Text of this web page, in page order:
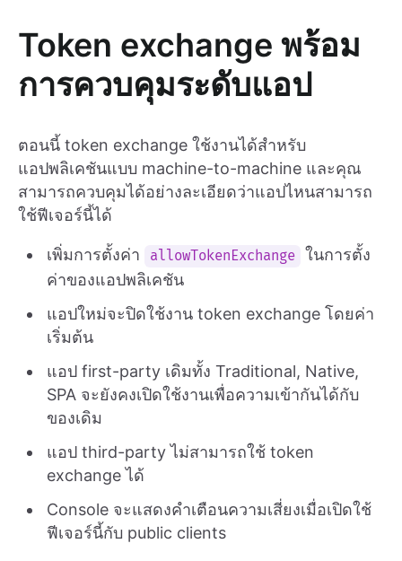
Token exchange พร้อม
การควบคุมระดับแอป
ตอนนี้ token exchange ใช้งานได้สำหรับ
แอปพลิเคชันแบบ machine-to-machine และคุณ
สามารถควบคุมได้อย่างละเอียดว่าแอปไหนสามารถ
ใช้ฟีเจอร์นี้ได้
เพิ่มการตั้งค่า allowTokenExchange ในการตั้ง
ค่าของแอปพลิเคชัน
แอปใหม่จะปิดใช้งาน token exchange โดยค่า
เริ่มต้น
แอป first-party เดิมทั้ง Traditional, Native,
SPA จะยังคงเปิดใช้งานเพื่อความเข้ากันได้กับ
ของเดิม
แอป third-party ไม่สามารถใช้ token
exchange ได้
Console จะแสดงคำเตือนความเสี่ยงเมื่อเปิดใช้
ฟีเจอร์นี้กับ public clients